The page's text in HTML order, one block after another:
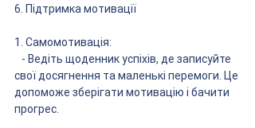
6. Підтримка мотивації
1. Самомотивація:
свої досягнення та маленькі перемоги. Це
допоможе зберігати мотивацію і бачити
прогрес.